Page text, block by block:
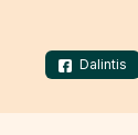
Dalintis